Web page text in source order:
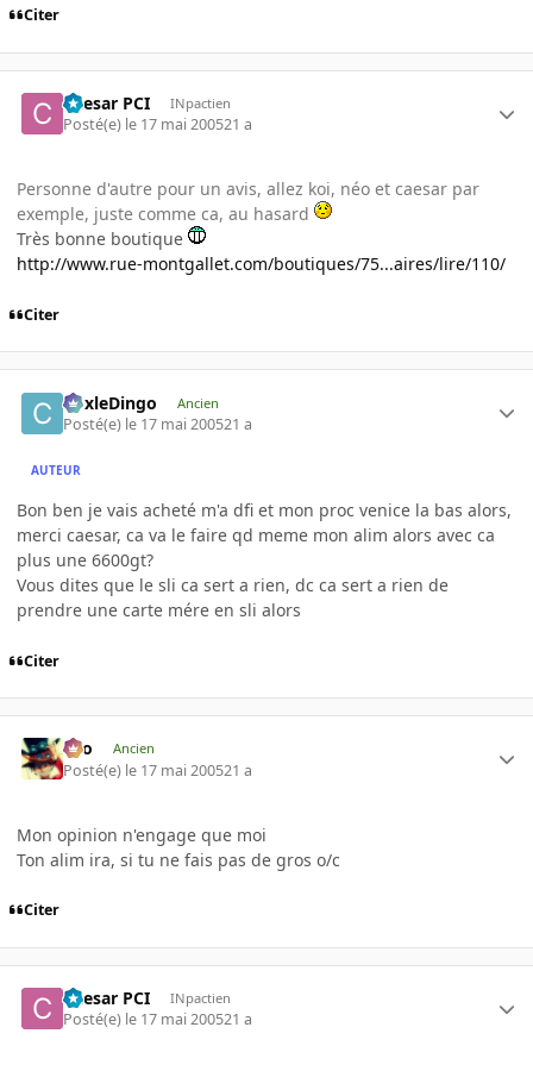
Citer
Caesar PCI INpactien
Posté(e) le 17 mai 200521 a
Personne d'autre pour un avis, allez koi, néo et caesar par
exemple, juste comme ca, au hasard
Très bonne boutique
http://www.rue-montgallet.com/boutiques/75...aires/lire/110/
Citer
CoxleDingo Ancien
Posté(e) le 17 mai 200521 a
AUTEUR
Bon ben je vais acheté m'a dfi et mon proc venice la bas alors,
merci caesar, ca va le faire qd meme mon alim alors avec ca
plus une 6600gt?
Vous dites que le sli ca sert a rien, dc ca sert a rien de
prendre une carte mére en sli alors
Citer
eYo Ancien
Posté(e) le 17 mai 200521 a
Mon opinion n'engage que moi
Ton alim ira, si tu ne fais pas de gros o/c
Citer
Caesar PCI INpactien
Posté(e) le 17 mai 200521 a